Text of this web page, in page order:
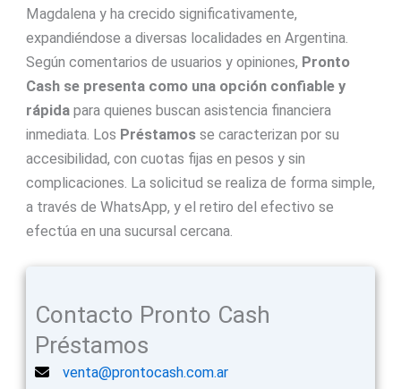
Magdalena y ha crecido significativamente,
expandiéndose a diversas localidades en Argentina.
Según comentarios de usuarios y opiniones, Pronto
Cash se presenta como una opción confiable y
rápidapara quienes buscan asistencia financiera
inmediata. Los Préstamosse caracterizan por su
accesibilidad, con cuotas fijas en pesos y sin
complicaciones. La solicitud se realiza de forma simple,
a través de WhatsApp, y el retiro del efectivo se
efectúa en una sucursal cercana.
Contacto Pronto Cash
Préstamos
venta@prontocash.com.ar